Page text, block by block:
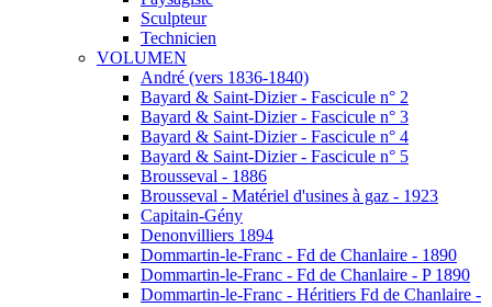
Sculpteur
Technicien
VOLUMEN
André (vers 1836-1840)
Bayard & Saint-Dizier - Fascicule n° 2
Bayard & Saint-Dizier - Fascicule n° 3
Bayard & Saint-Dizier - Fascicule n° 4
Bayard & Saint-Dizier - Fascicule n° 5
Brousseval - 1886
Brousseval - Matériel d'usines à gaz - 1923
Capitain-Gény
Denonvilliers 1894
Dommartin-le-Franc - Fd de Chanlaire - 1890
Dommartin-le-Franc - Fd de Chanlaire - P 1890
Dommartin-le-Franc - Héritiers Fd de Chanlaire -